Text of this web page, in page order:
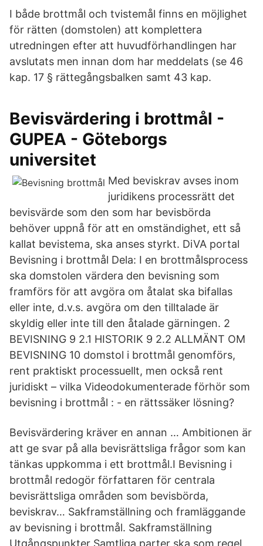
I både brottmål och tvistemål finns en möjlighet
för rätten (domstolen) att komplettera
utredningen efter att huvudförhandlingen har
avslutats men innan dom har meddelats (se 46
kap. 17 § rättegångsbalken samt 43 kap.
Bevisvärdering i brottmål -
GUPEA - Göteborgs
universitet
Med beviskrav avses inom
juridikens processrätt det
bevisvärde som den som har bevisbörda
behöver uppnå för att en omständighet, ett så
kallat bevistema, ska anses styrkt. DiVA portal
Bevisning i brottmål Dela: I en brottmålsprocess
ska domstolen värdera den bevisning som
framförs för att avgöra om åtalat ska bifallas
eller inte, d.v.s. avgöra om den tilltalade är
skyldig eller inte till den åtalade gärningen. 2
BEVISNING 9 2.1 HISTORIK 9 2.2 ALLMÄNT OM
BEVISNING 10 domstol i brottmål genomförs,
rent praktiskt processuellt, men också rent
juridiskt – vilka Videodokumenterade förhör som
bevisning i brottmål : - en rättssäker lösning?
Bevisvärdering kräver en annan … Ambitionen är
att ge svar på alla bevisrättsliga frågor som kan
tänkas uppkomma i ett brottmål.I Bevisning i
brottmål redogör författaren för centrala
bevisrättsliga områden som bevisbörda,
beviskrav… Sakframställning och framläggande
av bevisning i brottmål. Sakframställning
Utgångspunkter Samtliga parter ska som regel